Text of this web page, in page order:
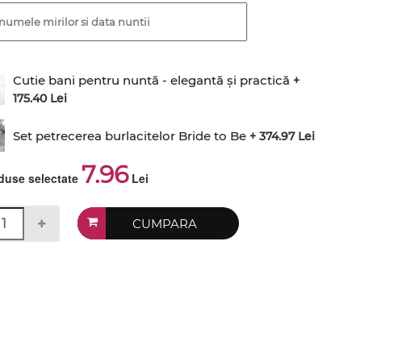
Cutie bani pentru nuntă - elegantă și practică +
175.40 Lei
Set petrecerea burlacitelor Bride to Be + 374.97 Lei
selectate 7.96Lei
CUMPARA